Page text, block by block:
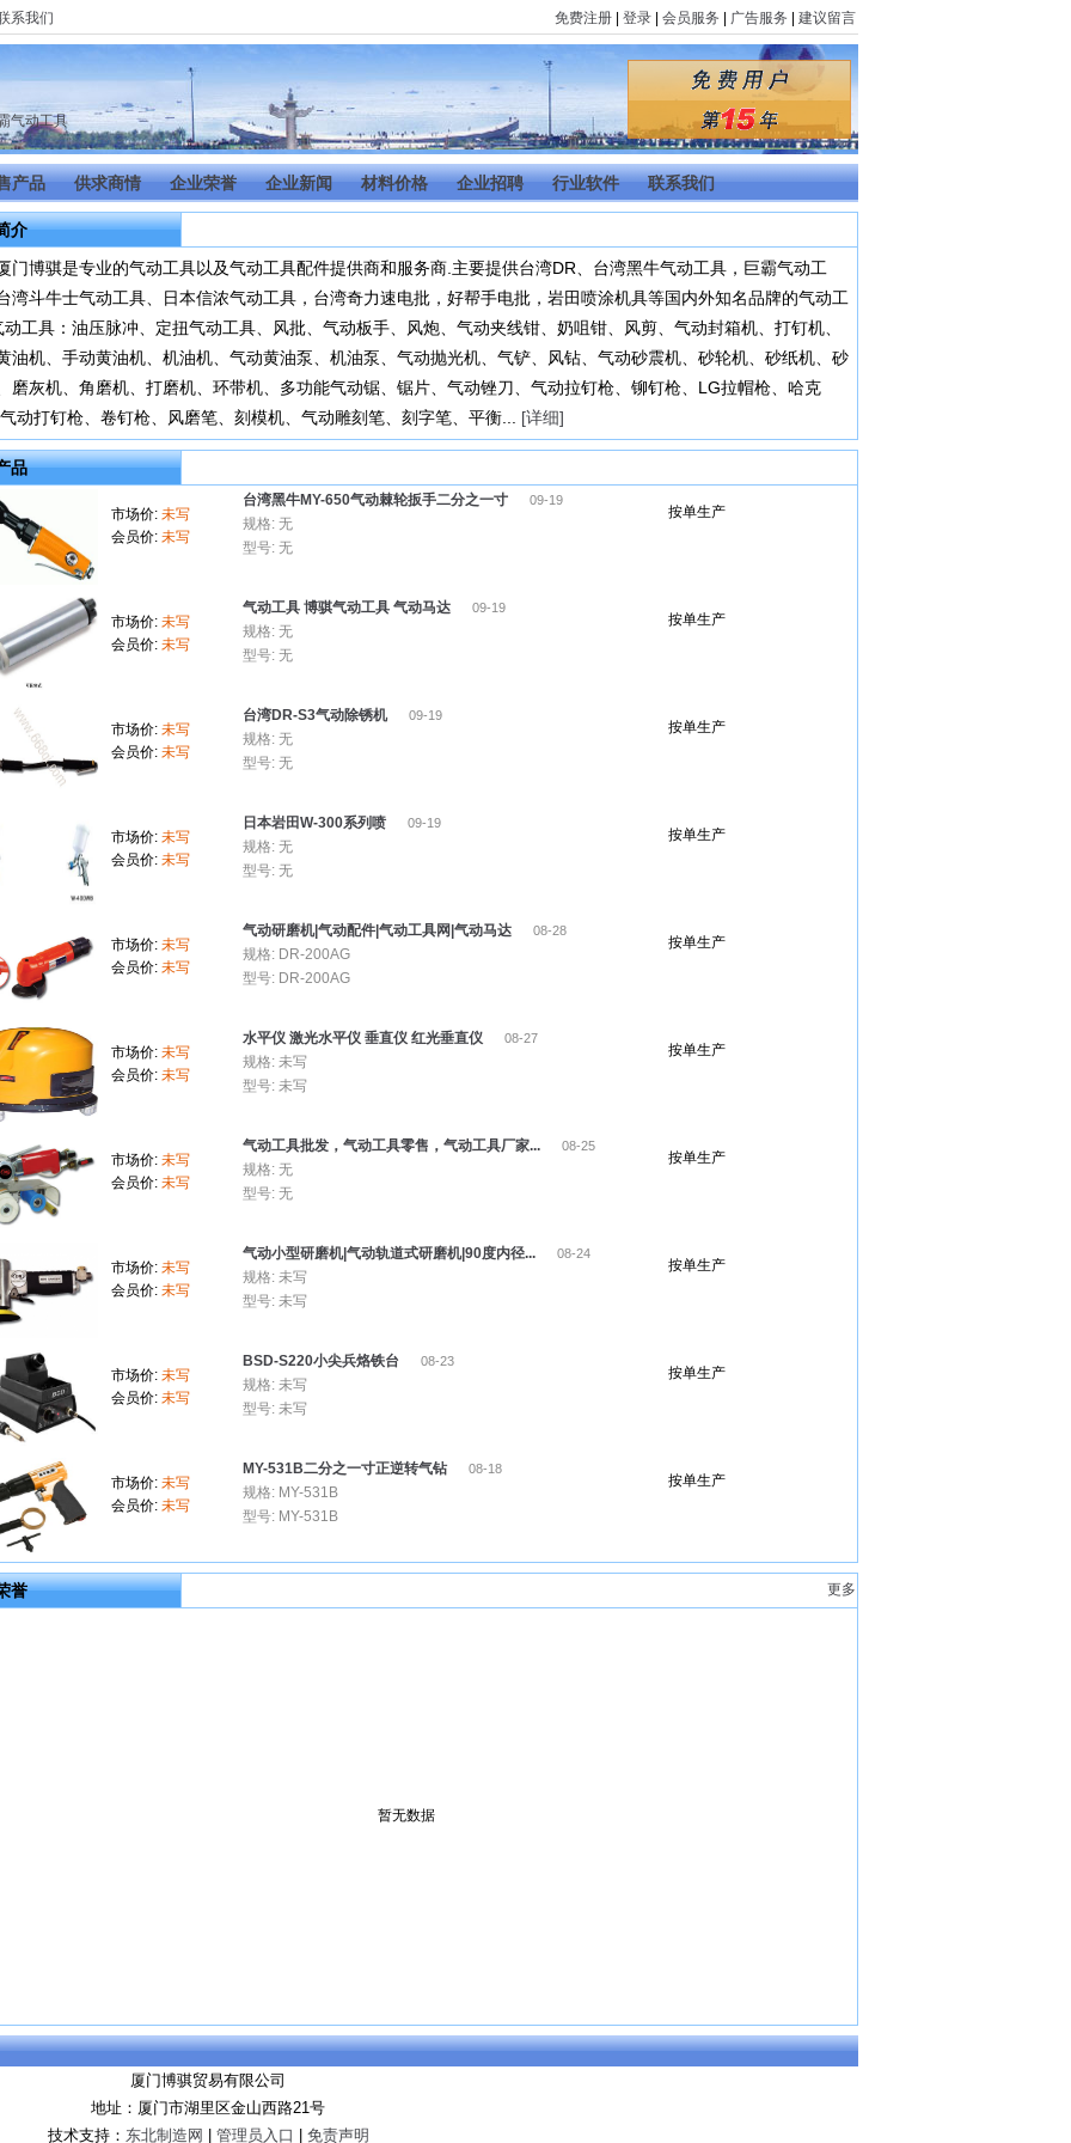
系我们 免费注册 登录 会员服务 广告服务 建议留言
气动工具
产品 供求商情 企业荣誉 企业新闻 材料价格 企业招聘 行业软件 联系我们
介
门博骐是专业的气动工具以及气动工具配件提供商和服务商.主要提供台湾DR、台湾黑牛气动工具，巨霸气动工
湾斗牛士气动工具、日本信浓气动工具，台湾奇力速电批，好帮手电批，岩田喷涂机具等国内外知名品牌的气动工
动工具：油压脉冲、定扭气动工具、风批、气动板手、风炮、气动夹线钳、奶咀钳、风剪、气动封箱机、打钉机、
油机、手动黄油机、机油机、气动黄油泵、机油泵、气动抛光机、气铲、风钻、气动砂震机、砂轮机、砂纸机、砂
磨灰机、角磨机、打磨机、环带机、多功能气动锯、锯片、气动锉刀、气动拉钉枪、铆钉枪、LG拉帽枪、哈克
动打钉枪、卷钉枪、风磨笔、刻模机、气动雕刻笔、刻字笔、平衡... [详细]
品
市场价: 未写
会员价: 未写
台湾黑牛MY-650气动棘轮扳手二分之一寸 09-19
规格: 无
型号: 无
按单生产
市场价: 未写
会员价: 未写
气动工具 博骐气动工具 气动马达 09-19
规格: 无
型号: 无
按单生产
市场价: 未写
会员价: 未写
台湾DR-S3气动除锈机 09-19
规格: 无
型号: 无
按单生产
市场价: 未写
会员价: 未写
日本岩田W-300系列喷 09-19
规格: 无
型号: 无
按单生产
市场价: 未写
会员价: 未写
气动研磨机|气动配件|气动工具网|气动马达 08-28
规格: DR-200AG
型号: DR-200AG
按单生产
市场价: 未写
会员价: 未写
水平仪 激光水平仪 垂直仪 红光垂直仪 08-27
规格: 未写
型号: 未写
按单生产
市场价: 未写
会员价: 未写
气动工具批发，气动工具零售，气动工具厂家... 08-25
规格: 无
型号: 无
按单生产
市场价: 未写
会员价: 未写
气动小型研磨机|气动轨道式研磨机|90度内径... 08-24
规格: 未写
型号: 未写
按单生产
市场价: 未写
会员价: 未写
BSD-S220小尖兵烙铁台 08-23
规格: 未写
型号: 未写
按单生产
市场价: 未写
会员价: 未写
MY-531B二分之一寸正逆转气钻 08-18
规格: MY-531B
型号: MY-531B
按单生产
誉 更多
暂无数据
厦门博骐贸易有限公司
地址：厦门市湖里区金山西路21号
技术支持： 东北制造网 管理员入口 免责声明